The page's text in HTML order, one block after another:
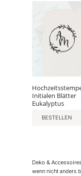
Initialen Blätter
Eukalyptus
BESTELLEN
Deko &
wenn nicht anders